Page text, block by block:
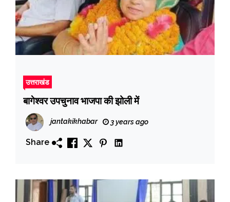
उत्तराखंड
बागेश्वर उपचुनाव भाजपा की झोली में
jantakikhabar 3 years ago
Share